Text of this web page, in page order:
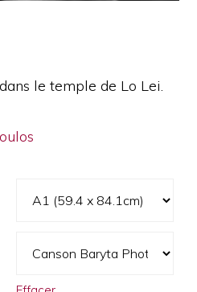
le temple de Lo Lei.